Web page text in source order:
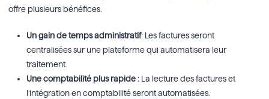
offre plusieurs bénéfices.
Un gain de temps administratif: Les factures seront
centralisées sur une plateforme qui automatisera leur
traitement.
Une comptabilité plus rapide : La lecture des factures et
l’intégration en comptabilité seront automatisées.